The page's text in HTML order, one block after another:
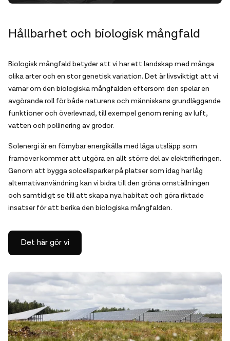
Hållbarhet och biologisk mångfald
Biologisk mångfald betyder att vi har ett landskap med många
olika arter och en stor genetisk variation. Det är livsviktigt att vi
värnar om den biologiska mångfalden eftersom den spelar en
avgörande roll för både naturens och människans grundläggande
funktioner och överlevnad, till exempel genom rening av luft,
vatten och pollinering av grödor.
Solenergi är en förnybar energikälla med låga utsläpp som
framöver kommer att utgöra en allt större del av elektrifieringen.
Genom att bygga solcellsparker på platser som idag har låg
alternativanvändning kan vi bidra till den gröna omställningen
och samtidigt se till att skapa nya habitat och göra riktade
insatser för att berika den biologiska mångfalden.
Det här gör vi